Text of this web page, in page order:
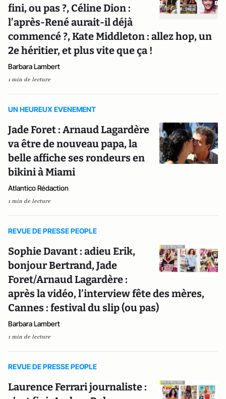
fini, ou pas ?, Céline Dion :
l’après-René aurait-il déjà
commencé ?, Kate Middleton : allez hop, un
2e héritier, et plus vite que ça !
Barbara Lambert
1 min de lecture
UN HEUREUX EVENEMENT
Jade Foret : Arnaud Lagardère
va être de nouveau papa, la
belle affiche ses rondeurs en
bikini à Miami
Atlantico Rédaction
1 min de lecture
REVUE DE PRESSE PEOPLE
Sophie Davant : adieu Erik,
bonjour Bertrand, Jade
Foret/Arnaud Lagardère :
après la vidéo, l’interview fête des mères,
Cannes : festival du slip (ou pas)
Barbara Lambert
1 min de lecture
REVUE DE PRESSE PEOPLE
Laurence Ferrari journaliste :